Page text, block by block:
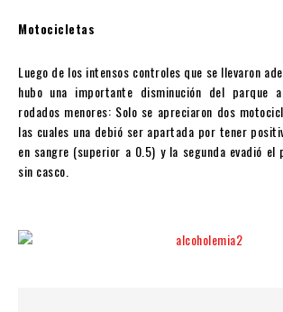
Motocicletas
Luego de los intensos controles que se llevaron
hubo una importante disminución del parque
rodados menores: Solo se apreciaron dos
las cuales una debió ser apartada por tener
en sangre (superior a 0.5) y la segunda evadió el
sin casco.